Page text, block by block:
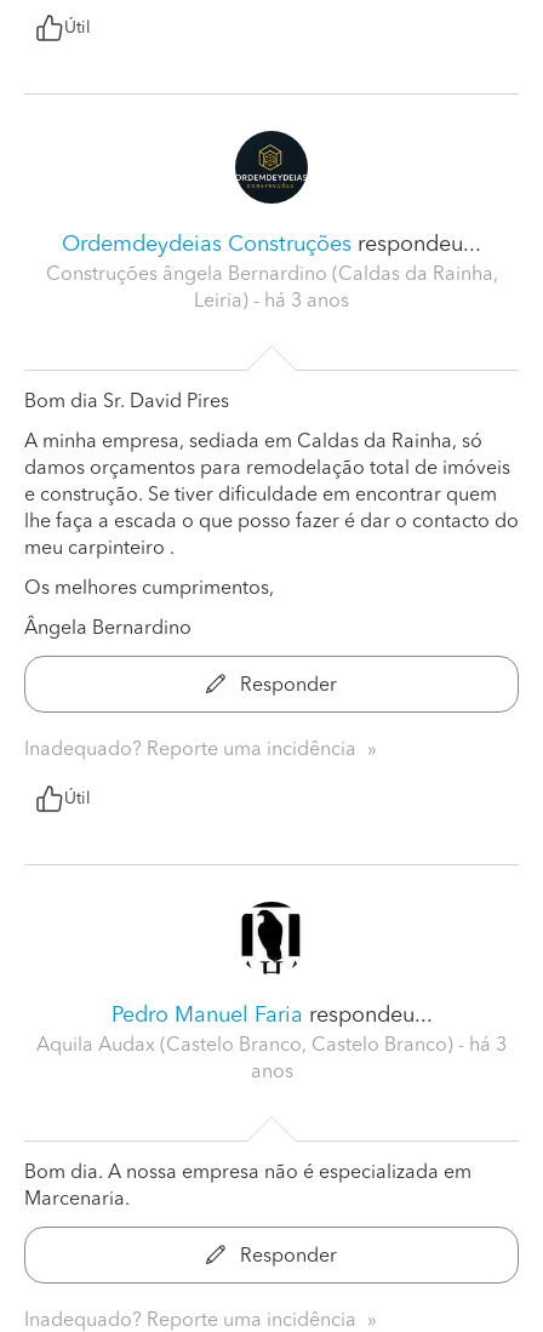
Útil
Ordemdeydeias Construções respondeu...
Construções ângela Bernardino (Caldas da Rainha,
Leiria) - há 3 anos
Bom dia Sr. David Pires
A minha empresa, sediada em Caldas da Rainha, só
damos orçamentos para remodelação total de imóveis
e construção. Se tiver dificuldade em encontrar quem
lhe faça a escada o que posso fazer é dar o contacto do
meu carpinteiro .
Os melhores cumprimentos,
Ângela Bernardino
Responder
Inadequado? Reporte uma incidência
Útil
Pedro Manuel Faria respondeu...
Aquila Audax (Castelo Branco, Castelo Branco) - há 3
anos
Bom dia. A nossa empresa não é especializada em
Marcenaria.
Responder
Inadequado? Reporte uma incidência